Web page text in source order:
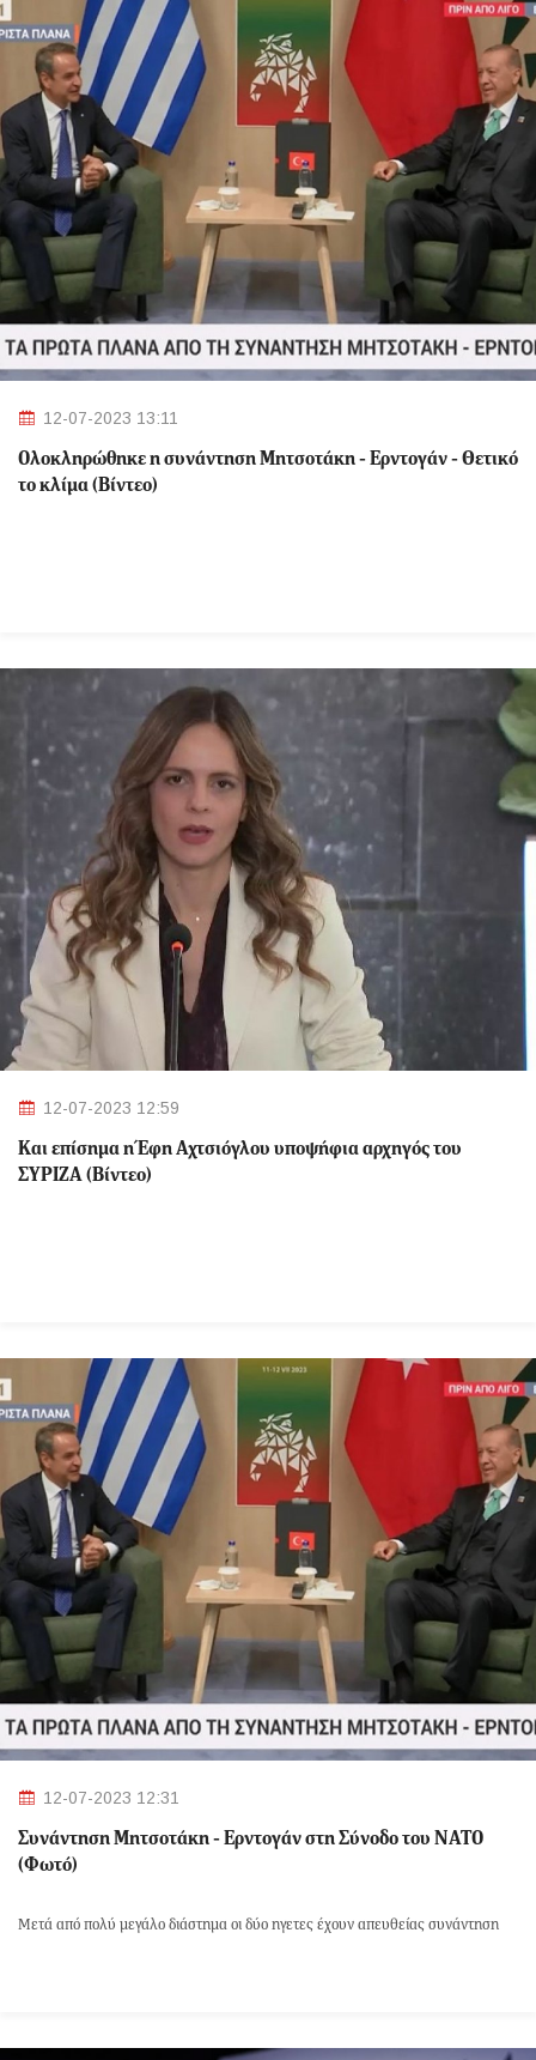
12-07-2023 13:11
Ολοκληρώθηκε η συνάντηση Μητσοτάκη - Ερντογάν - Θετικό
το κλίμα (Βίντεο)
12-07-2023 12:59
Και επίσημα η Έφη Αχτσιόγλου υποψήφια αρχηγός του
ΣΥΡΙΖΑ (Βίντεο)
12-07-2023 12:31
Συνάντηση Μητσοτάκη - Ερντογάν στη Σύνοδο του ΝΑΤΟ
(Φωτό)
Μετά από πολύ μεγάλο διάστημα οι δύο ηγετες έχουν απευθείας συνάντηση